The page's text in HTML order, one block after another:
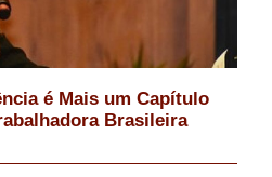
é Mais um Capítulo
Brasileira